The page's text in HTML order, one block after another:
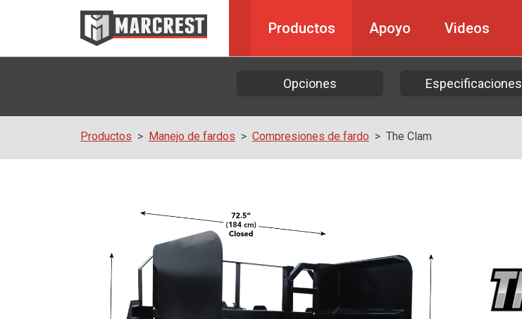
Productos Apoyo Videos
Opciones Especificaciones
Productos Manejo de fardos Compresiones de fardo The Clam